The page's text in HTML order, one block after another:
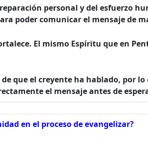
personal y del esfuerzo
poder comunicar el mensaje de
El mismo Espíritu que en
que el creyente ha hablado, por
el mensaje antes de
en el proceso de evangelizar?